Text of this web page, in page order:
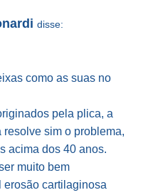
disse:
como as suas no
pela plica, a
sim o problema,
acima dos 40 anos.
muito bem
cartilaginosa